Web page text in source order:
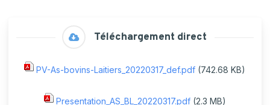
Téléchargement direct
PV-As-bovins-Laitiers_20220317_def.pdf (742.68 KB)
Presentation_AS_BL_20220317.pdf(2.3 MB)